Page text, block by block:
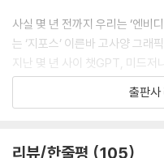
었다.
--- p.37~38
숙제를 꾸준히, 제대로 하는 것
가 들어본 모든 경영서를 읽었
고객을 위해 세계 최고 수준의
사실 몇 년 전까지 우리는 ‘엔비
는 ‘지포스’ 이른바 고사양 그래
지난 몇 년 사이 챗GPT, 미드저
기계가 스스로 생각하고, 학습
격했다. 인간보다 더 인간적으
출판사
리뷰/한줄평 105